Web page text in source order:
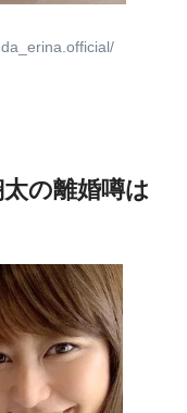
の離婚噂は